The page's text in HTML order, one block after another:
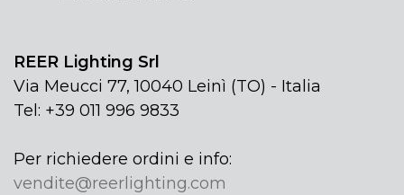
REER Lighting Srl
Via Meucci 77, 10040 Leinì (TO) - Italia
Tel: +39 011 996 9833
Per richiedere ordini e info:
vendite@reerlighting.com